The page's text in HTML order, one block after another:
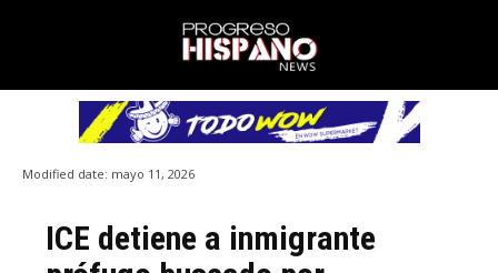
Modified date: mayo 11, 2026
ICE detiene a inmigrante